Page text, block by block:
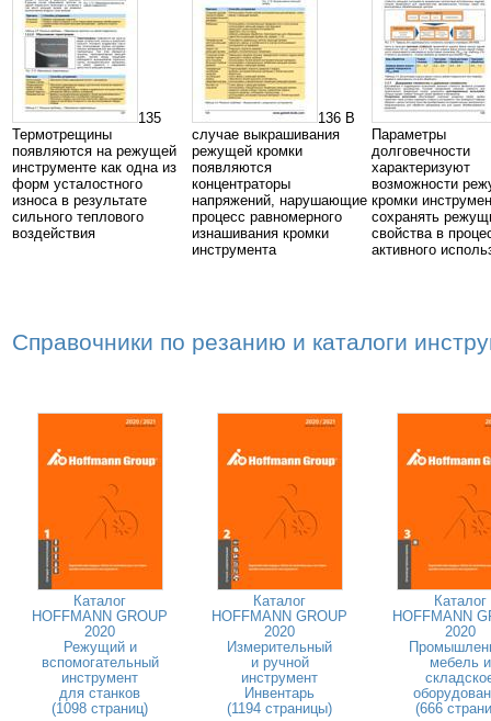
135
Термотрещины
появляются на режущей
инструменте как одна из
форм усталостного
износа в результате
сильного теплового
воздействия
136 В
случае выкрашивания
режущей кромки
появляются
концентраторы
напряжений, нарушающие
процесс равномерного
изнашивания кромки
инструмента
Параметры
долговечности
характеризуют
возможности
кромки
сохранять
свойства в
активного
Справочники по резанию и каталоги
Каталог
HOFFMANN GROUP
2020
Режущий и
вспомогательный
инструмент
для станков
(1098 страниц)
Каталог
HOFFMANN GROUP
2020
Измерительный
и ручной
инструмент
Инвентарь
(1194 страницы)
Каталог
HOFFMANN
2020
мебель и
(666